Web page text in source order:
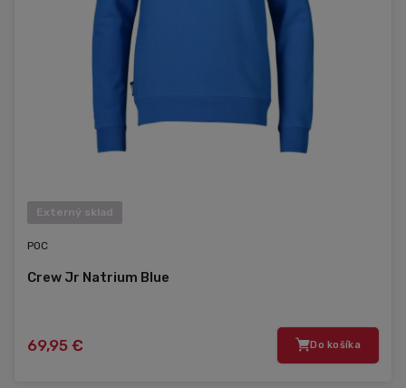
Externý sklad
POC
Crew Jr Natrium Blue
69,95 € Do košíka